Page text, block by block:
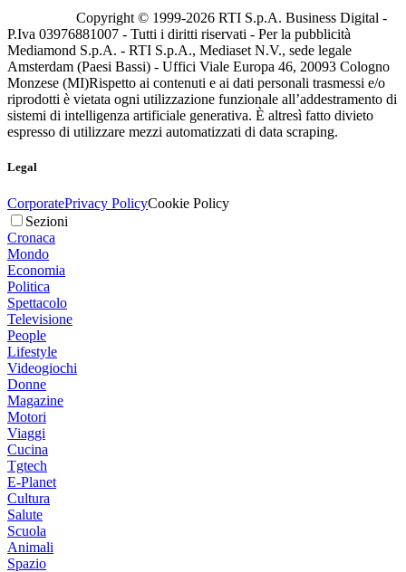
Copyright © 1999-2026 RTI S.p.A. Business Digital -
P.Iva 03976881007 - Tutti i diritti riservati - Per la pubblicità
Mediamond S.p.A. - RTI S.p.A., Mediaset N.V., sede legale
Amsterdam (Paesi Bassi) - Uffici Viale Europa 46, 20093 Cologno
Monzese (MI)Rispetto ai contenuti e ai dati personali trasmessi e/o
riprodotti è vietata ogni utilizzazione funzionale all’addestramento di
sistemi di intelligenza artificiale generativa. È altresì fatto divieto
espresso di utilizzare mezzi automatizzati di data scraping.
Legal
CorporatePrivacy PolicyCookie Policy
Sezioni
Cronaca
Mondo
Economia
Politica
Spettacolo
Televisione
People
Lifestyle
Videogiochi
Donne
Magazine
Motori
Viaggi
Cucina
Tgtech
E-Planet
Cultura
Salute
Scuola
Animali
Spazio